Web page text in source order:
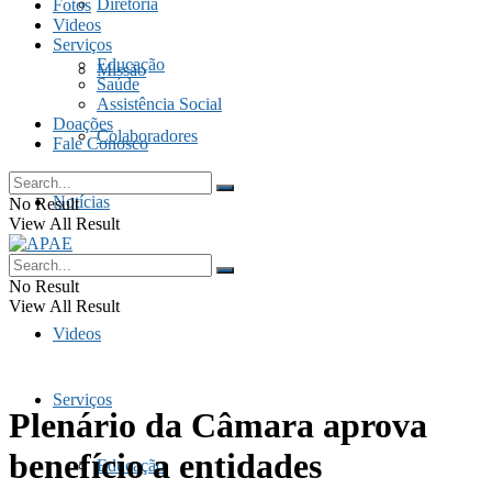
Diretoria
Missão
Colaboradores
Notícias
Fotos
Videos
Serviços
Educação
Fotos
Videos
Serviços
Educação
Saúde
Assistência Social
Doações
Fale Conosco
No Result
View All Result
No Result
View All Result
Plenário da Câmara aprova
benefício a entidades